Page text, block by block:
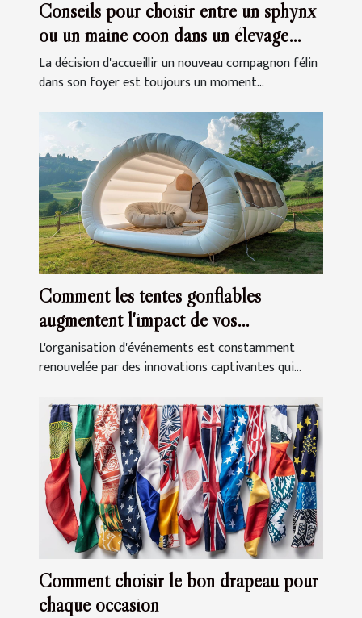
Conseils pour choisir entre un sphynx
ou un maine coon dans un élevage
familial
La décision d'accueillir un nouveau compagnon félin
dans son foyer est toujours un moment...
Comment les tentes gonflables
augmentent l'impact de vos
événements
L'organisation d'événements est constamment
renouvelée par des innovations captivantes qui...
Comment choisir le bon drapeau pour
chaque occasion